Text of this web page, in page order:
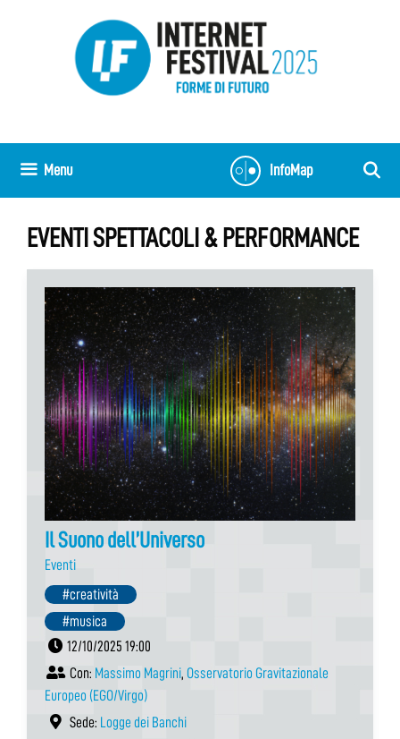
InfoMap
Menu
EVENTI SPETTACOLI & PERFORMANCE
Il Suono dell’Universo
Eventi
#creatività
#musica
12/10/2025 19:00
Con: Massimo Magrini, Osservatorio Gravitazionale
Europeo (EGO/Virgo)
Sede: Logge dei Banchi